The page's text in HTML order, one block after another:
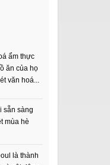
tiếng
văn hoá...
là thành